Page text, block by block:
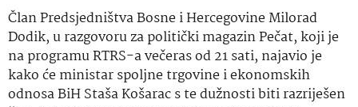
Član Predsjedništva Bosne i Hercegovine Milorad
Dodik, u razgovoru za politički magazin Pečat, koji je
na programu RTRS-a večeras od 21 sati, najavio je
kako će ministar spoljne trgovine i ekonomskih
odnosa BiH Staša Košarac s te dužnosti biti razriješen